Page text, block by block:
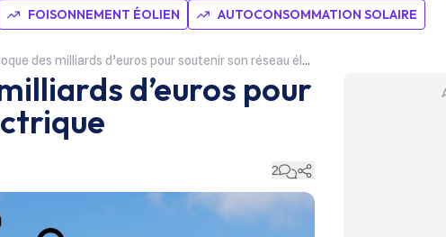
FOISONNEMENT ÉOLIEN AUTOCONSOMMATION SOLAIRE
des milliards d’euros pour soutenir son réseau électrique
d’euros pour
2